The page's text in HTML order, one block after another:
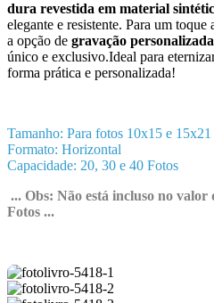
dura revestida em material
elegante e resistente. Para um
a opção de gravação
único e exclusivo.Ideal para
forma prática e personalizada!
Tamanho: Para fotos 10x15 e 15x21
Formato: Horizontal
Capacidade: 20, 30 e 40 Fotos
... Obs: Não está incluso no valor
Fotos ...